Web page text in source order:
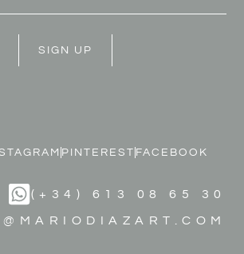
SIGN UP
PINTEREST FACEBOOK
(+34) 613 08 65 30